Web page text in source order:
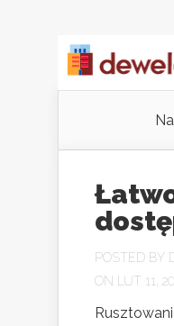
POSTED BY
ON LUT 11,